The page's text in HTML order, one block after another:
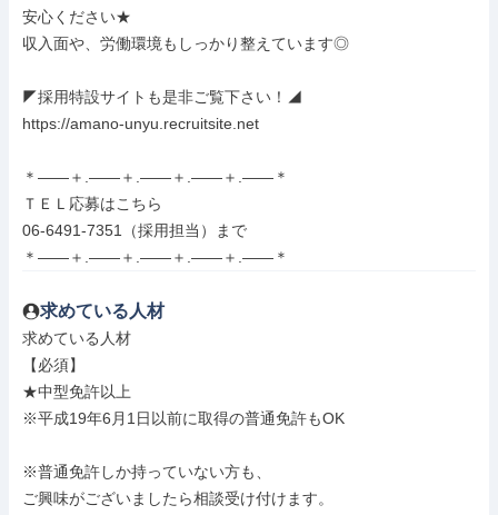
安心ください★
収入面や、労働環境もしっかり整えています◎
◤採用特設サイトも是非ご覧下さい！◢
https://amano-unyu.recruitsite.net
＊――＋.――＋.――＋.――＋.――＊
ＴＥＬ応募はこちら
06-6491-7351（採用担当）まで
＊――＋.――＋.――＋.――＋.――＊
求めている人材
求めている人材
【必須】
★中型免許以上
※平成19年6月1日以前に取得の普通免許もOK
※普通免許しか持っていない方も、
ご興味がございましたら相談受け付けます。